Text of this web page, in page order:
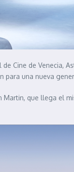
Cine de
para una nueva
que llega